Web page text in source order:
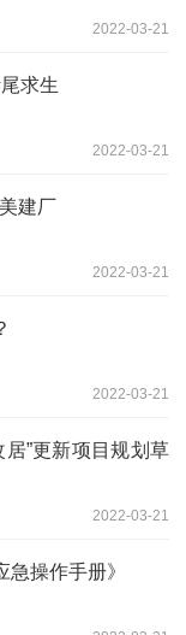
2022-03-21
求生
2022-03-21
建厂
2022-03-21
2022-03-21
”更新项目规划草
2022-03-21
操作手册》